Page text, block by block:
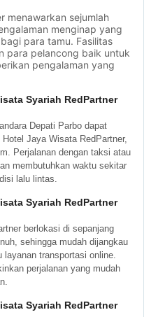
menawarkan sejumlah
menginap yang
para tamu. Fasilitas
para pelancong baik untuk
pengalaman yang
Syariah RedPartner
Depati Parbo dapat
Jaya Wisata RedPartner,
Perjalanan dengan taksi atau
membutuhkan waktu sekitar
lalu lintas.
Syariah RedPartner
berlokasi di sepanjang
sehingga mudah dijangkau
layanan transportasi online.
perjalanan yang mudah
Syariah RedPartner